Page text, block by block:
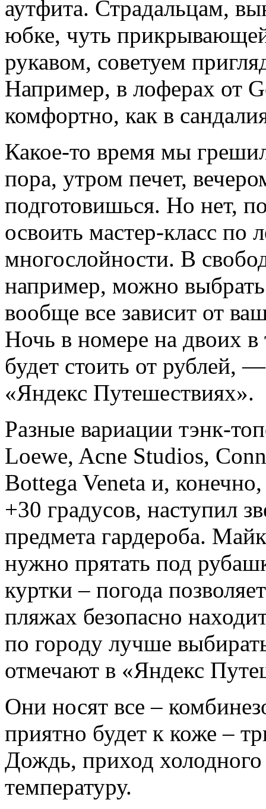
аутфита. Страдальцам,
юбке, чуть
рукавом, советуем
Например, в лоферах от
комфортно, как в
Какое-то время мы
пора, утром печет,
подготовишься. Но нет,
освоить мастер-класс по
многослойности. В
например, можно
вообще все зависит от
Ночь в номере на двоих в
будет стоить от рублей,
«Яндекс Путешествиях».
Разные вариации тэнк-
Loewe, Acne Studios,
Bottega Veneta и,
+30 градусов, наступил
предмета гардероба.
нужно прятать под
куртки – погода
пляжах безопасно
по городу лучше
отмечают в «Яндекс
Они носят все –
приятно будет к коже –
Дождь, приход
температуру.